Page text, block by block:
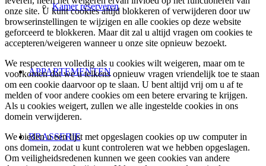
Kamer reserveren
APPARTEMENTEN
BRASSERIE
onze site. U kunt cookies altijd blokkeren of verwijderen door uw
browserinstellingen te wijzigen en alle cookies op deze website
geforceerd te blokkeren. Maar dit zal u altijd vragen om cookies te
accepteren/weigeren wanneer u onze site opnieuw bezoekt.
We respecteren volledig als u cookies wilt weigeren, maar om te
voorkomen dat we u telkens opnieuw vragen vriendelijk toe te staan
om een cookie daarvoor op te slaan. U bent altijd vrij om u af te
melden of voor andere cookies om een betere ervaring te krijgen.
Als u cookies weigert, zullen we alle ingestelde cookies in ons
domein verwijderen.
We bieden u een lijst met opgeslagen cookies op uw computer in
ons domein, zodat u kunt controleren wat we hebben opgeslagen.
Om veiligheidsredenen kunnen we geen cookies van andere